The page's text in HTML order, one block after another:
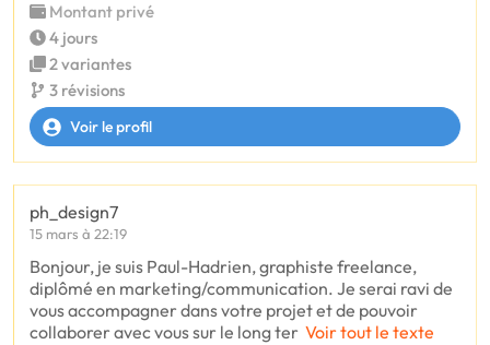
Montant privé
4 jours
2 variantes
3 révisions
Voir le profil
ph_design7
15 mars à 22:19
Bonjour, je suis Paul-Hadrien, graphiste freelance,
diplômé en marketing/communication. Je serai ravi de
vous accompagner dans votre projet et de pouvoir
collaborer avec vous sur le long ter Voir tout le texte